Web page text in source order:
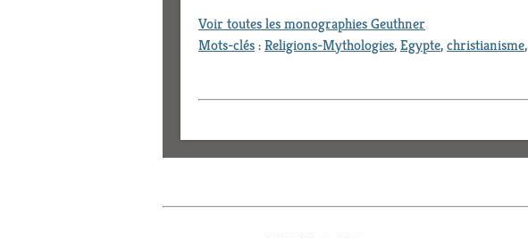
Voir toutes les monographies Geuthner
Mots-clés:Religions-Mythologies,Egypte,christianisme,